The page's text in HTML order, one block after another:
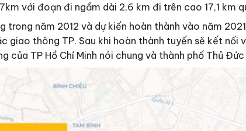
với đoạn đi ngầm dài 2,6 km đi trên cao 17,1 km
trong năm 2012 và dự kiến hoàn thành vào năm
thông TP. Sau khi hoàn thành tuyến sẽ kết nối
TP Hồ Chí Minh nói chung và thành phố Thủ